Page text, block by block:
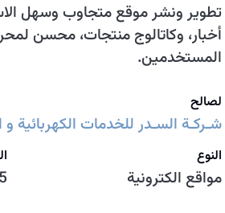
تطوير ونشر موقع متجاوب وسهل
أخبار، وكاتالوج منتجات، محسن
المستخدمين.
لصالح
شـركـة السـدر للخدمات الكهربائية و
النوع
مواقع الكترونية